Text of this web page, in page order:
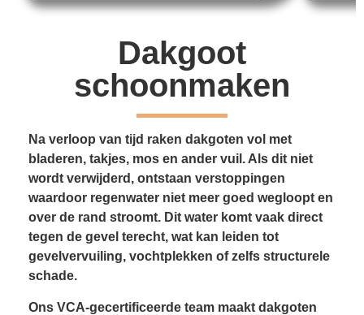
Dakgoot
schoonmaken
Na verloop van tijd raken dakgoten vol met
bladeren, takjes, mos en ander vuil. Als dit niet
wordt verwijderd, ontstaan verstoppingen
waardoor regenwater niet meer goed wegloopt en
over de rand stroomt. Dit water komt vaak direct
tegen de gevel terecht, wat kan leiden tot
gevelvervuiling, vochtplekken of zelfs structurele
schade.
Ons VCA-gecertificeerde team maakt dakgoten